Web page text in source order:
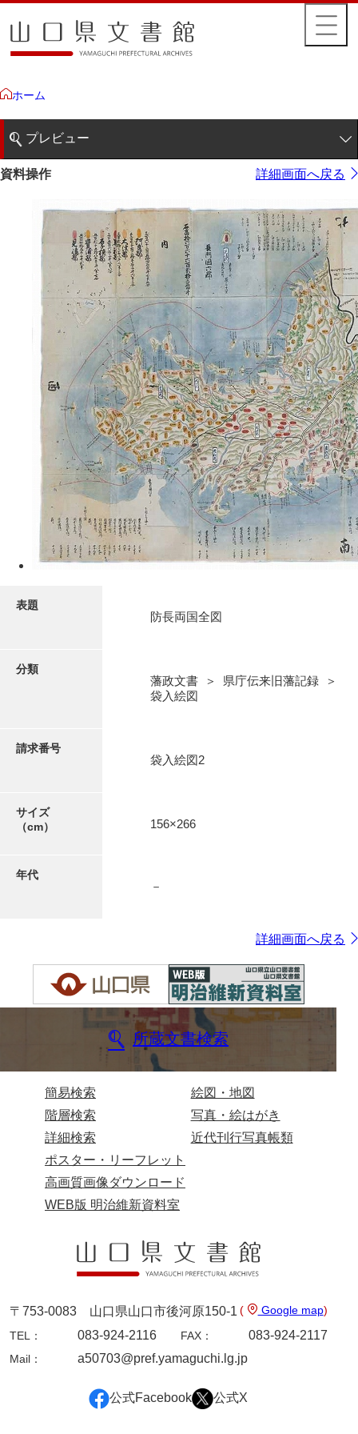
ホーム
プレビュー
1ページ
資料操作 詳細画面へ戻る
表題
防長両国全図
分類
藩政文書 ＞ 県庁伝来旧藩記録 ＞
袋入絵図
請求番号
袋入絵図2
サイズ
（cm）
156×266
年代
－
詳細画面へ戻る
所蔵文書検索
簡易検索
階層検索
詳細検索
絵図・地図
写真・絵はがき
近代刊行写真帳類
ポスター・リーフレット
高画質画像ダウンロード
WEB版 明治維新資料室
〒753-0083 山口県山口市後河原150-1 ( Google map)
TEL：
083-924-2116 FAX： 083-924-2117
Mail： a50703@pref.yamaguchi.lg.jp
公式Facebook 公式X